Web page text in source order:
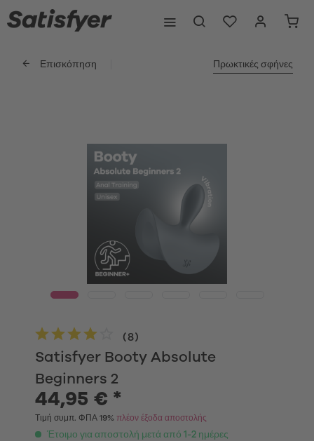
Επισκόπηση Πρωκτικές σφήνες
Satisfyer Booty Absolute
Beginners 2
(8)
44,95 € *
Τιμή συμπ. ΦΠΑ 19% πλέον έξοδα αποστολής
Έτοιμο για αποστολή μετά από 1-2 ημέρες